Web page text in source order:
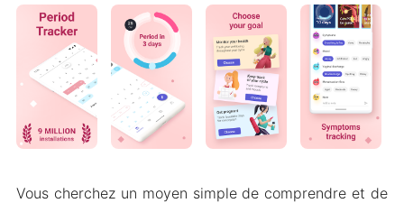
Vous cherchez un moyen simple de comprendre et de